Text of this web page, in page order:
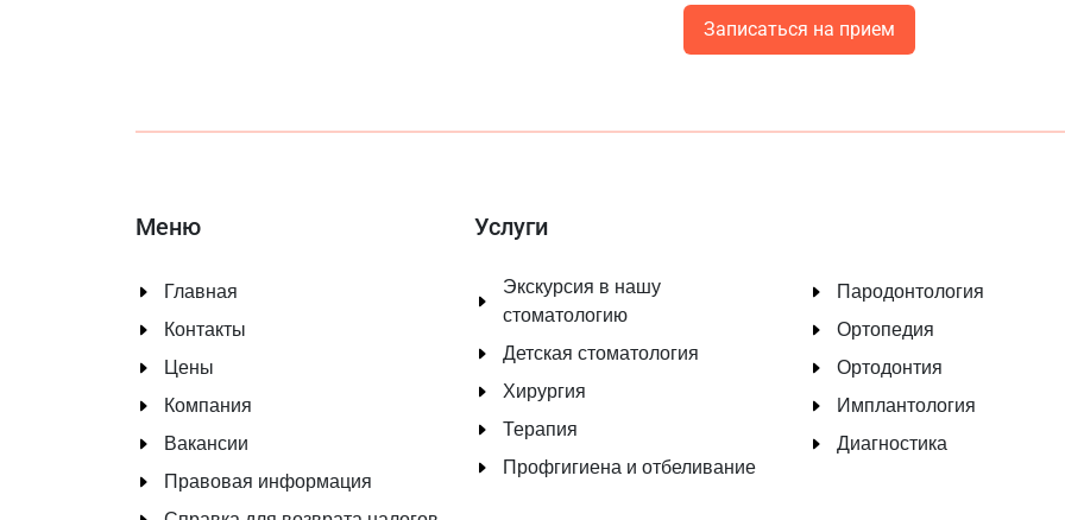
Записаться на прием
Меню
Главная
Контакты
Цены
Компания
Вакансии
Правовая информация
Услуги
Экскурсия в нашу
стоматологию
Детская стоматология
Хирургия
Терапия
Профгигиена и отбеливание
Пародонтология
Ортопедия
Ортодонтия
Имплантология
Диагностика